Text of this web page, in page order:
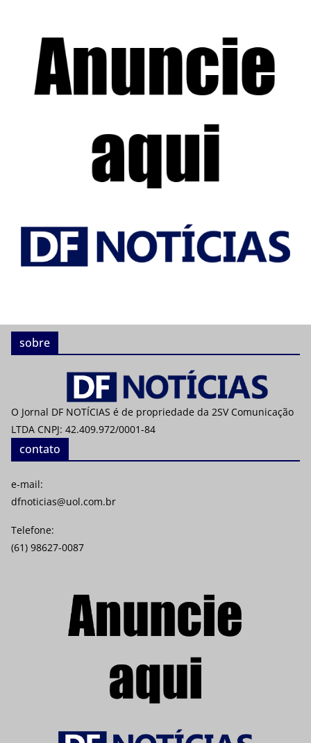
sobre
O Jornal DF NOTÍCIAS é de propriedade da 2SV Comunicação
LTDA CNPJ: 42.409.972/0001-84
contato
e-mail:
dfnoticias@uol.com.br
Telefone:
(61) 98627-0087